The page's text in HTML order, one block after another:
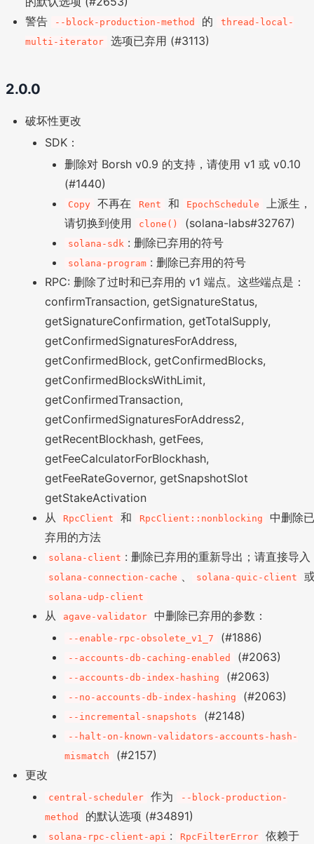
警告
--block-production-method 的
thread-local-
multi-iterator
选项已弃用 (#3113)
2.0.0
破坏性更改
SDK：
删除对 Borsh v0.9 的支持，请使用 v1 或 v0.10
(#1440)
Copy 不再在 Rent 和 EpochSchedule
上派生，
请切换到使用
clone() (solana-labs#32767)
solana-sdk : 删除已弃用的符号
solana-program : 删除已弃用的符号
RPC: 删除了过时和已弃用的 v1 端点。这些端点是：
confirmTransaction, getSignatureStatus,
getSignatureConfirmation, getTotalSupply,
getConfirmedSignaturesForAddress,
getConfirmedBlock, getConfirmedBlocks,
getConfirmedBlocksWithLimit,
getConfirmedTransaction,
getConfirmedSignaturesForAddress2,
getRecentBlockhash, getFees,
getFeeCalculatorForBlockhash,
getFeeRateGovernor, getSnapshotSlot
getStakeActivation
从
RpcClient 和 RpcClient::nonblocking
中删除已
弃用的方法
solana-client : 删除已弃用的重新导出；请直接导入
solana-connection-cache solana-quic-client
solana-udp-client
从 agave-validator 中删除已弃用的参数：
--enable-rpc-obsolete_v1_7 (#1886)
--accounts-db-caching-enabled (#2063)
--accounts-db-index-hashing (#2063)
--no-accounts-db-index-hashing (#2063)
--incremental-snapshots (#2148)
--halt-on-known-validators-accounts-hash-
mismatch
(#2157)
更改
central-scheduler 作为
--block-production-
method
的默认选项 (#34891)
solana-rpc-client-api : RpcFilterError 依赖于